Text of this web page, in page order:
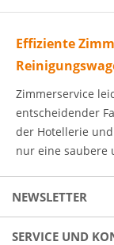
Effiziente
Zimmerservice
entscheidender
der Hotellerie
nur eine saubere
NEWSLETTER
SERVICE UND